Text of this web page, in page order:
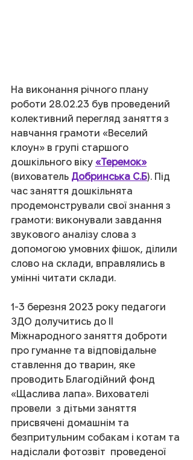
На виконання річного плану
роботи 28.02.23 був проведений
колективний перегляд заняття з
навчання грамоти «Веселий
клоун» в групі старшого
дошкільного віку «Теремок»
(вихователь Добринська С.Б). Під
час заняття дошкільнята
продемонстрували свої знання з
грамоти: виконували завдання
звукового аналізу слова з
допомогою умовних фішок, ділили
слово на склади, вправлялись в
умінні читати склади.
1-3 березня 2023 року педагоги
ЗДО долучитись до ІІ
Міжнародного заняття доброти
про гуманне та відповідальне
ставлення до тварин, яке
проводить Благодійний фонд
«Щаслива лапа». Вихователі
провели  з дітьми заняття
присвячені домашнім та
безпритульним собакам і котам та
надіслали фотозвіт  проведеної